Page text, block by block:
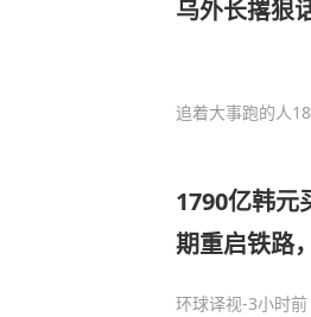
乌外长撂狠
追着大事跑的人
1790亿韩元
期重启铁路
环球译视-3小时前